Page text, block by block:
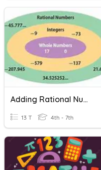
Adding Rational Numbers
13 T 4th - 7th